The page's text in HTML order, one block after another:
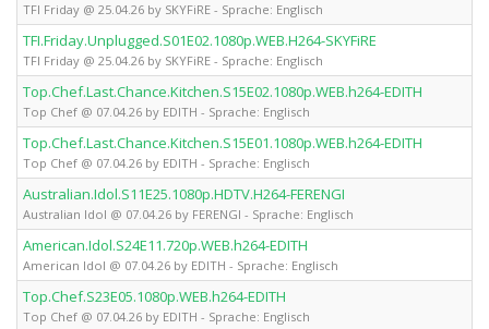
TFI Friday @ 25.04.26 by SKYFiRE - Sprache: Englisch
TFI.Friday.Unplugged.S01E02.1080p.WEB.H264-SKYFiRE
TFI Friday @ 25.04.26 by SKYFiRE - Sprache: Englisch
Top.Chef.Last.Chance.Kitchen.S15E02.1080p.WEB.h264-EDITH
Top Chef @ 07.04.26 by EDITH - Sprache: Englisch
Top.Chef.Last.Chance.Kitchen.S15E01.1080p.WEB.h264-EDITH
Top Chef @ 07.04.26 by EDITH - Sprache: Englisch
Australian.Idol.S11E25.1080p.HDTV.H264-FERENGI
Australian Idol @ 07.04.26 by FERENGI - Sprache: Englisch
American.Idol.S24E11.720p.WEB.h264-EDITH
American Idol @ 07.04.26 by EDITH - Sprache: Englisch
Top.Chef.S23E05.1080p.WEB.h264-EDITH
Top Chef @ 07.04.26 by EDITH - Sprache: Englisch